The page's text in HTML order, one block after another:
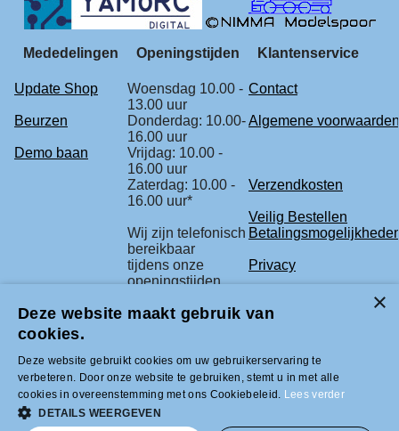
Mededelingen Openingstijden Klantenservice
Update Shop
Woensdag 10.00 -
13.00 uur
Contact
Beurzen
Donderdag: 10.00-
16.00 uur
Algemene voorwaarden
Demo baan
Vrijdag: 10.00 -
16.00 uur
Zaterdag: 10.00 -
16.00 uur*
Verzendkosten
Veilig Bestellen
Wij zijn telefonisch
bereikbaar
tijdens onze
openingstijden.
Privacy
* check voor de
Klachtenregeling
agenda.
Tel +31 (0)33-2996333 |
info@modelbouwled.nl | BTW nummer
Deze website maakt gebruik van
cookies.
Deze website gebruikt cookies om uw gebruikerservaring te
verbeteren. Door onze website te gebruiken, stemt u in met alle
cookies in overeenstemming met ons Cookiebeleid. Lees verder
DETAILS WEERGEVEN